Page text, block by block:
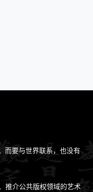
而要与世界联系，也没有
推介公共版权领域的艺术